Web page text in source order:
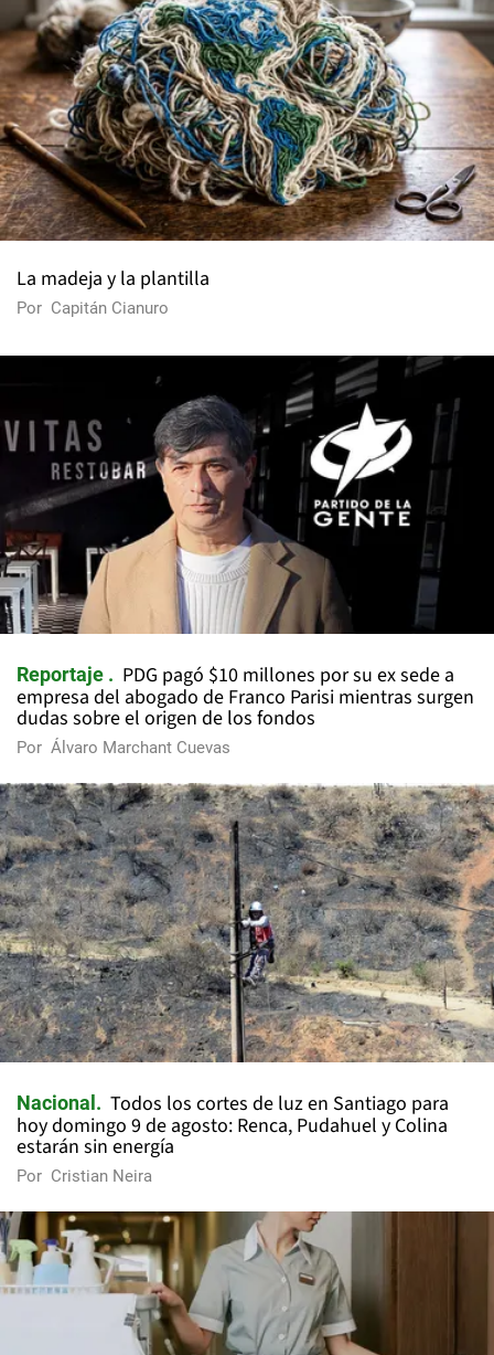
La madeja y la plantilla
Por Capitán Cianuro
Reportaje
PDG pagó $10 millones por su ex sede a
empresa del abogado de Franco Parisi mientras surgen
dudas sobre el origen de los fondos
Por Álvaro Marchant Cuevas
Nacional
Todos los cortes de luz en Santiago para
hoy domingo 9 de agosto: Renca, Pudahuel y Colina
estarán sin energía
Por Cristian Neira